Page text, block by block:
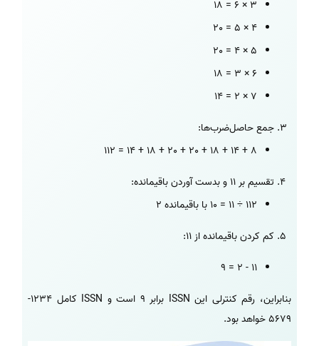
3 × 6 = 18
4 × 5 = 20
5 × 4 = 20
6 × 3 = 18
7 × 2 = 14
جمع حاصل‌ضرب‌ها:
8 + 14 + 18 + 20 + 20 + 18 + 14 = 112
تقسیم بر 11 و بدست آوردن باقیمانده:
112 ÷ 11 = 10 با باقیمانده 2
کم کردن باقیمانده از 11:
11 - 2 = 9
بنابراین، رقم کنترلی این ISSN برابر 9 است و ISSN کامل 1234-
5679 خواهد بود.